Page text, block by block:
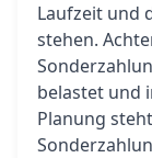
Laufzeit und
stehen.
belastet und
Planung